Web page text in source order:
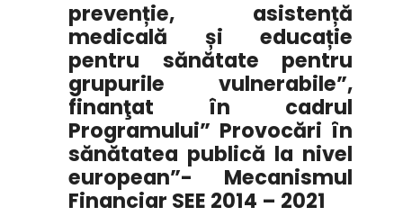
prevenție, asistență
medicală și educație
pentru sănătate pentru
grupurile vulnerabile”,
finanţat în cadrul
Programului” Provocări în
sănătatea publică la nivel
european”- Mecanismul
Financiar SEE 2014 – 2021